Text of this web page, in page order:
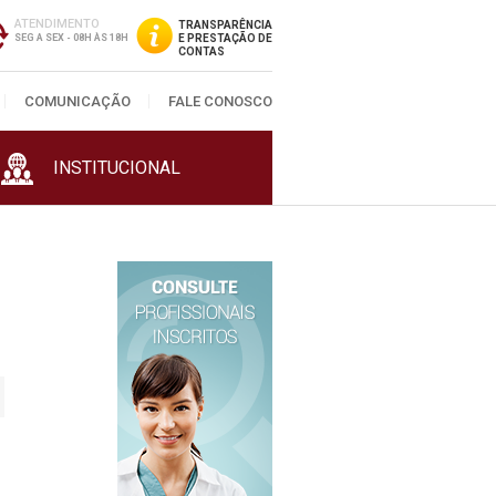
ATENDIMENTO
SEG A SEX - 08H ÀS 18H
TRANSPARÊNCIA
E PRESTAÇÃO DE
CONTAS
COMUNICAÇÃO FALE CONOSCO
INSTITUCIONAL